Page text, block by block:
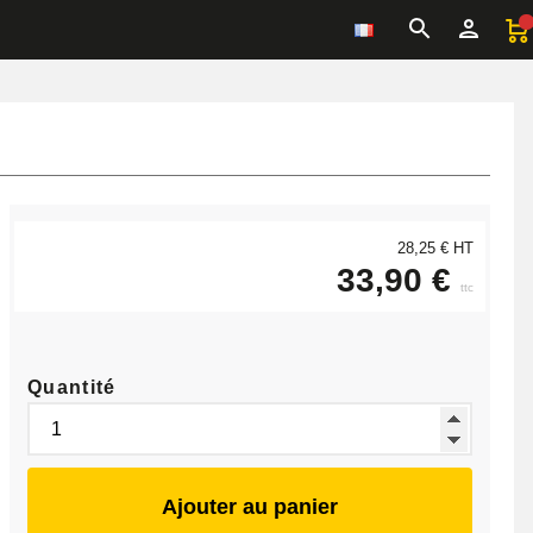
28,25 € HT
33,90 € ttc
Quantité
Ajouter au panier